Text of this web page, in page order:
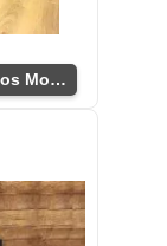
Estantería Industrial para Espacios Modernos